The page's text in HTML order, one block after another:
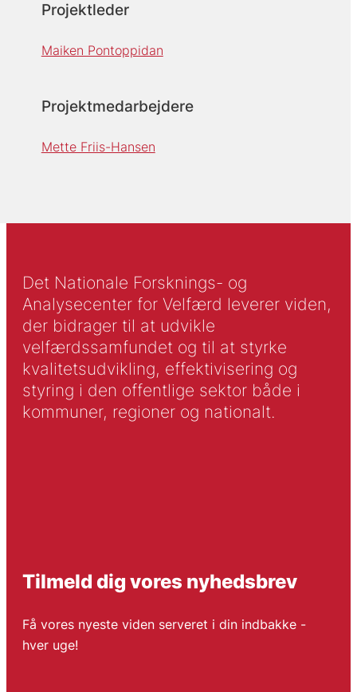
Projektleder
Maiken Pontoppidan
Projektmedarbejdere
Mette Friis-Hansen
Det Nationale Forsknings- og
Analysecenter for Velfærd leverer viden,
der bidrager til at udvikle
velfærdssamfundet og til at styrke
kvalitetsudvikling, effektivisering og
styring i den offentlige sektor både i
kommuner, regioner og nationalt.
Tilmeld dig vores nyhedsbrev
Få vores nyeste viden serveret i din indbakke -
hver uge!